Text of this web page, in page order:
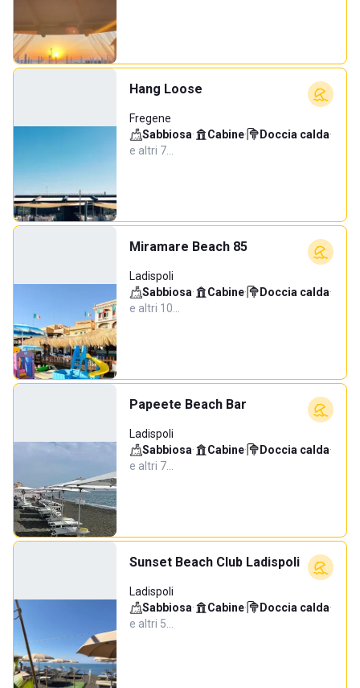
Hang Loose
Fregene
Sabbiosa· Cabine· Doccia calda·
e altri 7…
Miramare Beach 85
Ladispoli
Sabbiosa· Cabine· Doccia calda·
e altri 10…
Papeete Beach Bar
Ladispoli
Sabbiosa· Cabine· Doccia calda·
e altri 7…
Sunset Beach Club Ladispoli
Ladispoli
Sabbiosa· Cabine· Doccia calda·
e altri 5…